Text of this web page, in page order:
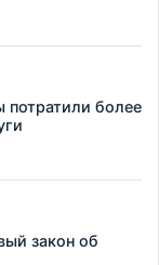
потратили более
закон об